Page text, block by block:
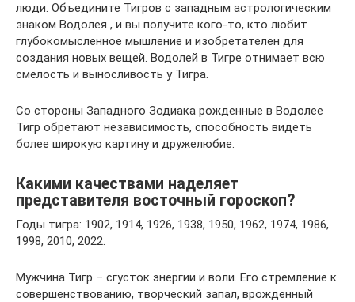
люди. Объедините Тигров с западным астрологическим
знаком Водолея , и вы получите кого-то, кто любит
глубокомысленное мышление и изобретателен для
создания новых вещей. Водолей в Тигре отнимает всю
смелость и выносливость у Тигра.
Со стороны Западного Зодиака рожденные в Водолее
Тигр обретают независимость, способность видеть
более широкую картину и дружелюбие.
Какими качествами наделяет
представителя восточный гороскоп?
Годы тигра: 1902, 1914, 1926, 1938, 1950, 1962, 1974, 1986,
1998, 2010, 2022.
Мужчина Тигр – сгусток энергии и воли. Его стремление к
совершенствованию, творческий запал, врожденный